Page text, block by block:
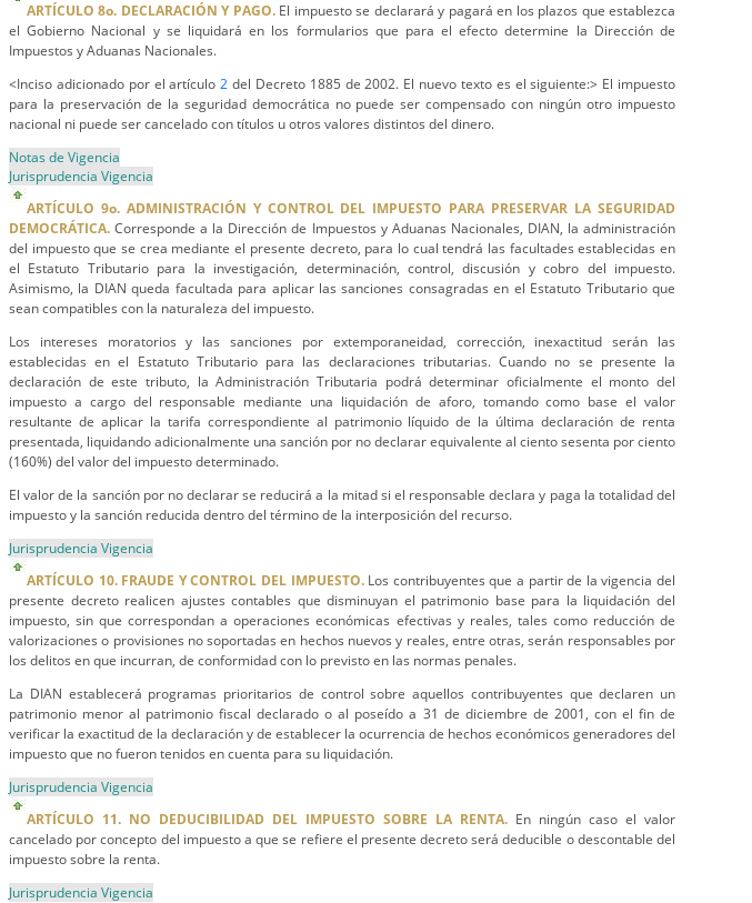
ARTÍCULO 8o. DECLARACIÓN Y PAGO.El impuesto se declarará y pagará en los plazos que establezca
el Gobierno Nacional y se liquidará en los formularios que para el efecto determine la Dirección de
Impuestos y Aduanas Nacionales.
<Inciso adicionado por el artículo2 del Decreto 1885 de 2002. El nuevo texto es el siguiente:> El impuesto
para la preservación de la seguridad democrática no puede ser compensado con ningún otro impuesto
nacional ni puede ser cancelado con títulos u otros valores distintos del dinero.
Notas de Vigencia
Jurisprudencia Vigencia
ARTÍCULO 9o. ADMINISTRACIÓN Y CONTROL DEL IMPUESTO PARA PRESERVAR LA SEGURIDAD
DEMOCRÁTICA. Corresponde a la Dirección de Impuestos y Aduanas Nacionales, DIAN, la administración
del impuesto que se crea mediante el presente decreto, para lo cual tendrá las facultades establecidas en
el Estatuto Tributario para la investigación, determinación, control, discusión y cobro del impuesto.
Asimismo, la DIAN queda facultada para aplicar las sanciones consagradas en el Estatuto Tributario que
sean compatibles con la naturaleza del impuesto.
Los intereses moratorios y las sanciones por extemporaneidad, corrección, inexactitud serán las
establecidas en el Estatuto Tributario para las declaraciones tributarias. Cuando no se presente la
declaración de este tributo, la Administración Tributaria podrá determinar oficialmente el monto del
impuesto a cargo del responsable mediante una liquidación de aforo, tomando como base el valor
resultante de aplicar la tarifa correspondiente al patrimonio líquido de la última declaración de renta
presentada, liquidando adicionalmente una sanción por no declarar equivalente al ciento sesenta por ciento
(160%) del valor del impuesto determinado.
El valor de la sanción por no declarar se reducirá a la mitad si el responsable declara y paga la totalidad del
impuesto y la sanción reducida dentro del término de la interposición del recurso.
Jurisprudencia Vigencia
ARTÍCULO 10. FRAUDE Y CONTROL DEL IMPUESTO.Los contribuyentes que a partir de la vigencia del
presente decreto realicen ajustes contables que disminuyan el patrimonio base para la liquidación del
impuesto, sin que correspondan a operaciones económicas efectivas y reales, tales como reducción de
valorizaciones o provisiones no soportadas en hechos nuevos y reales, entre otras, serán responsables por
los delitos en que incurran, de conformidad con lo previsto en las normas penales.
La DIAN establecerá programas prioritarios de control sobre aquellos contribuyentes que declaren un
patrimonio menor al patrimonio fiscal declarado o al poseído a 31 de diciembre de 2001, con el fin de
verificar la exactitud de la declaración y de establecer la ocurrencia de hechos económicos generadores del
impuesto que no fueron tenidos en cuenta para su liquidación.
Jurisprudencia Vigencia
ARTÍCULO 11. NO DEDUCIBILIDAD DEL IMPUESTO SOBRE LA RENTA. En ningún caso el valor
cancelado por concepto del impuesto a que se refiere el presente decreto será deducible o descontable del
impuesto sobre la renta.
Jurisprudencia Vigencia